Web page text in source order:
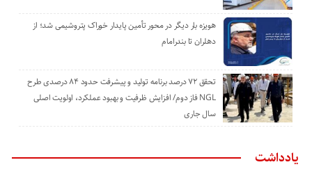
هویزه بار دیگر در محور تأمین پایدار خوراک پتروشیمی شد؛ از
دهلران تا بندرامام
تحقق ۷۲ درصد برنامه تولید و پیشرفت حدود ۸۴ درصدی طرح
NGL فاز دوم/ افزایش ظرفیت و بهبود عملکرد، اولویت اصلی
سال جاری
یادداشت